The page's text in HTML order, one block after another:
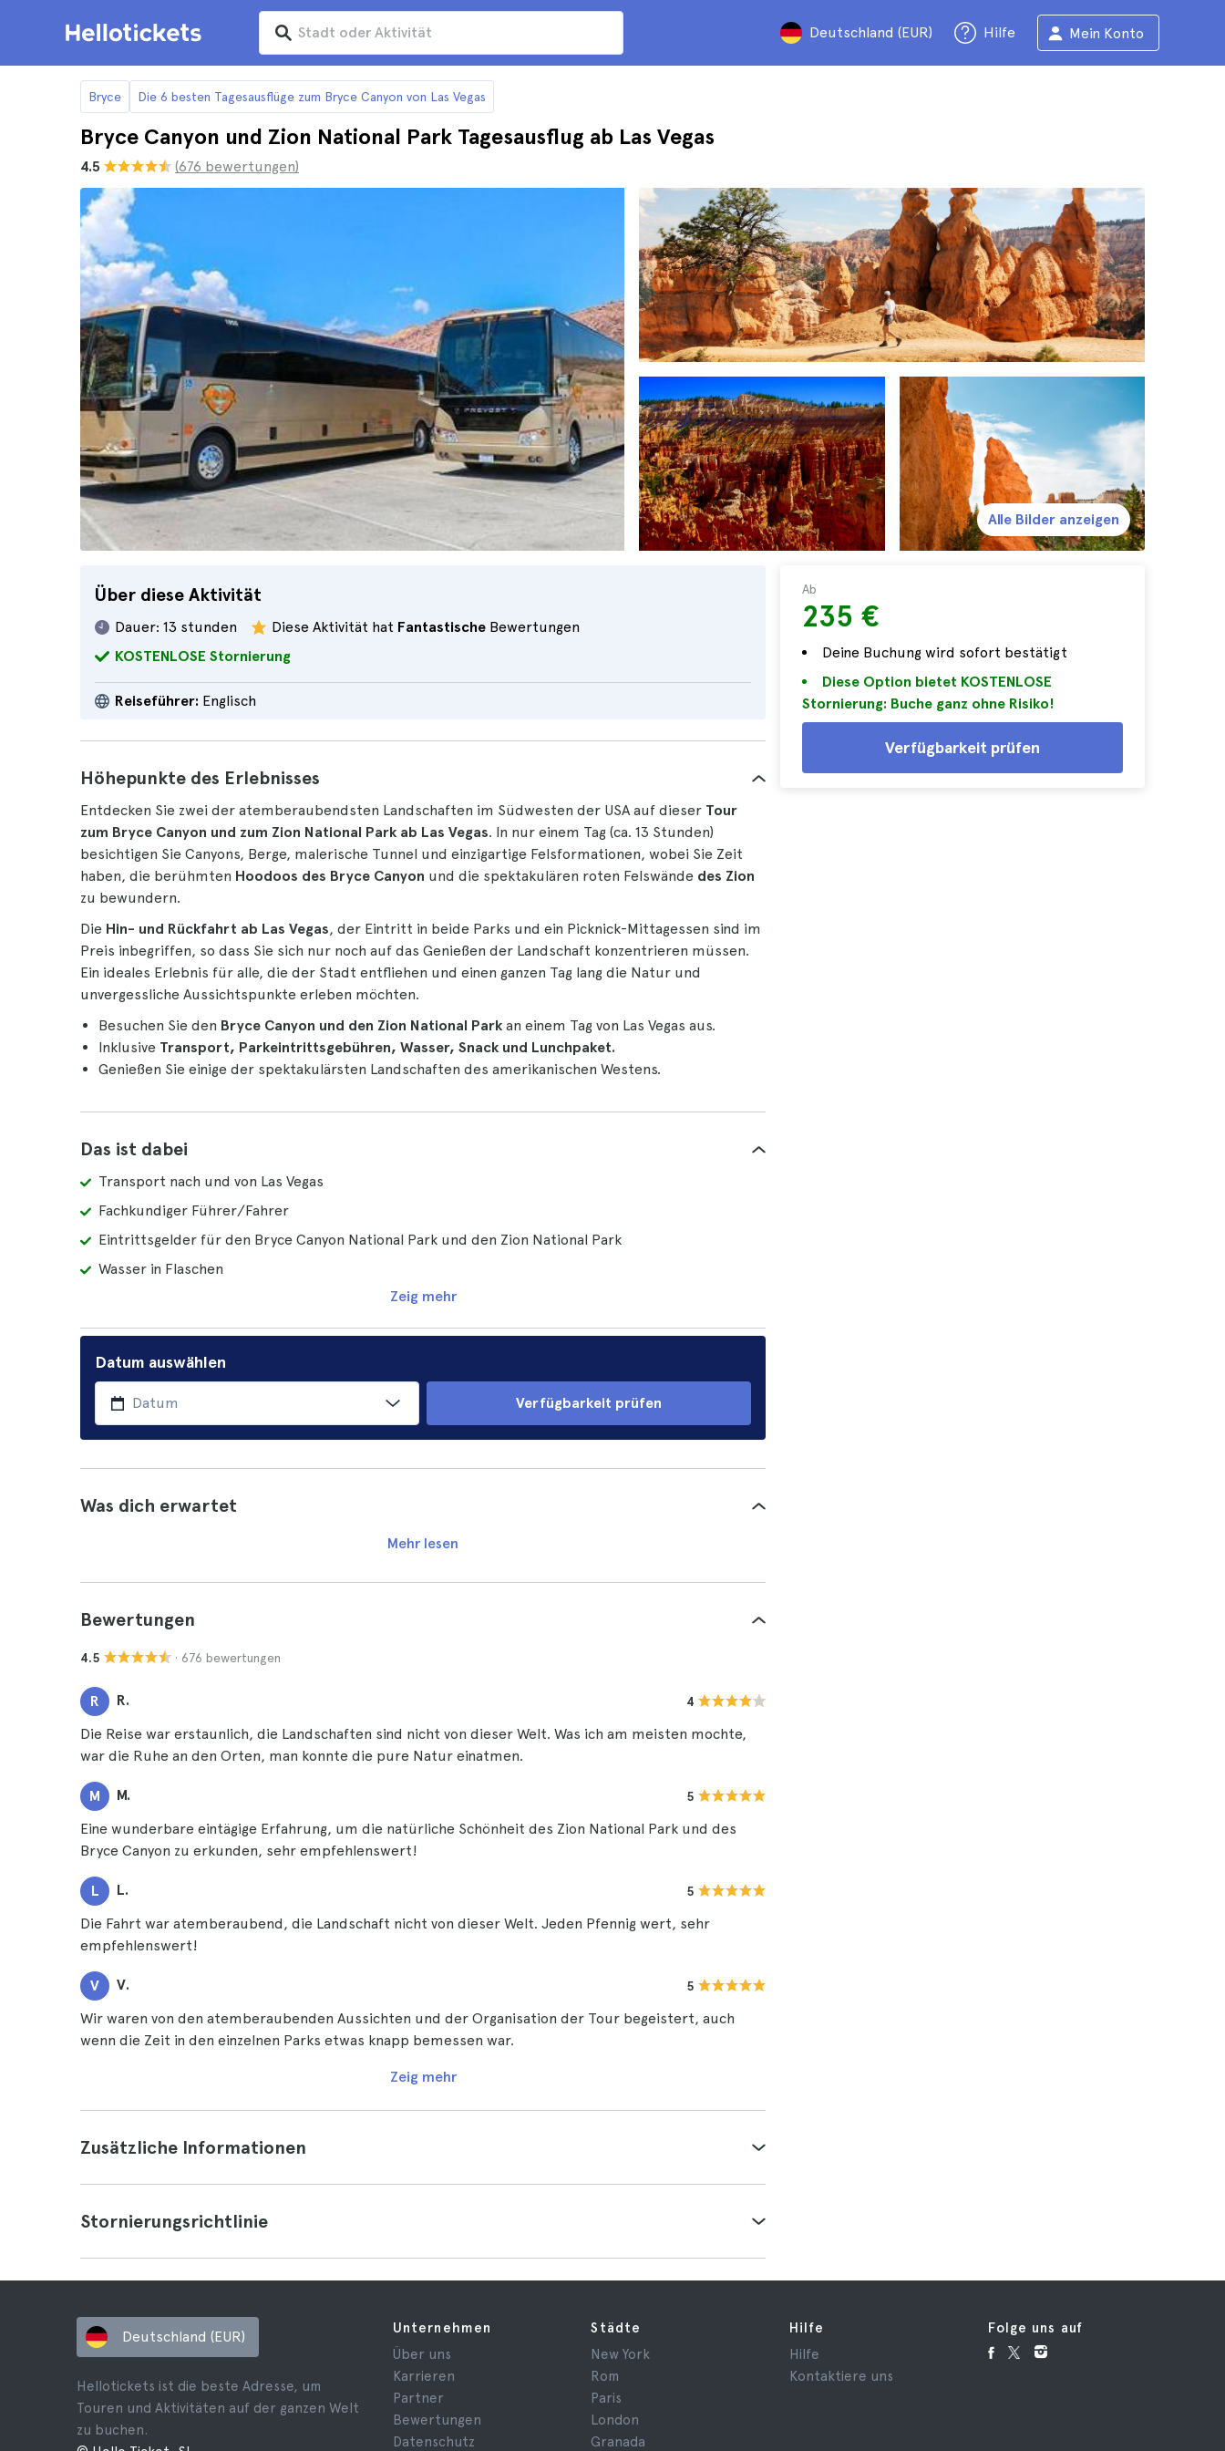
Deutschland (EUR) Hilfe Mein Konto
Bryce Die 6 besten Tagesausflüge zum Bryce Canyon von Las Vegas
Bryce Canyon und Zion National Park Tagesausflug ab Las Vegas
4.5 (676 bewertungen)
Über diese Aktivität
Dauer: 13 stunden Diese Aktivität hat Fantastische Bewertungen
KOSTENLOSE Stornierung
Reiseführer: Englisch
Ab
235 €
Deine Buchung wird sofort bestätigt
Diese Option bietet KOSTENLOSE
Stornierung: Buche ganz ohne Risiko!
Verfügbarkeit prüfen
Alle Bilder anzeigen
Höhepunkte des Erlebnisses
Entdecken Sie zwei der atemberaubendsten Landschaften im Südwesten der USA auf dieser Tour
zum Bryce Canyon und zum Zion National Park ab Las Vegas. In nur einem Tag (ca. 13 Stunden)
besichtigen Sie Canyons, Berge, malerische Tunnel und einzigartige Felsformationen, wobei Sie Zeit
haben, die berühmten Hoodoos des Bryce Canyon und die spektakulären roten Felswände des Zion
zu bewundern.
Die Hin- und Rückfahrt ab Las Vegas, der Eintritt in beide Parks und ein Picknick-Mittagessen sind im
Preis inbegriffen, so dass Sie sich nur noch auf das Genießen der Landschaft konzentrieren müssen.
Ein ideales Erlebnis für alle, die der Stadt entfliehen und einen ganzen Tag lang die Natur und
unvergessliche Aussichtspunkte erleben möchten.
Besuchen Sie den Bryce Canyon und den Zion National Park an einem Tag von Las Vegas aus.
Inklusive Transport, Parkeintrittsgebühren, Wasser, Snack und Lunchpaket.
Genießen Sie einige der spektakulärsten Landschaften des amerikanischen Westens.
Das ist dabei
Transport nach und von Las Vegas
Fachkundiger Führer/Fahrer
Eintrittsgelder für den Bryce Canyon National Park und den Zion National Park
Wasser in Flaschen
Zeig mehr
Datum auswählen
Verfügbarkeit prüfen
Was dich erwartet
Mehr lesen
Bewertungen
4.5 · 676 bewertungen
R R. 4
Die Reise war erstaunlich, die Landschaften sind nicht von dieser Welt. Was ich am meisten mochte,
war die Ruhe an den Orten, man konnte die pure Natur einatmen.
M M. 5
Eine wunderbare eintägige Erfahrung, um die natürliche Schönheit des Zion National Park und des
Bryce Canyon zu erkunden, sehr empfehlenswert!
L L. 5
Die Fahrt war atemberaubend, die Landschaft nicht von dieser Welt. Jeden Pfennig wert, sehr
empfehlenswert!
V V. 5
Wir waren von den atemberaubenden Aussichten und der Organisation der Tour begeistert, auch
wenn die Zeit in den einzelnen Parks etwas knapp bemessen war.
Zeig mehr
Zusätzliche Informationen
Stornierungsrichtlinie
Deutschland (EUR)
Hellotickets ist die beste Adresse, um
Touren und Aktivitäten auf der ganzen Welt
zu buchen.
Unternehmen
Über uns
Karrieren
Partner
Bewertungen
Datenschutz
Städte
New York
Rom
Paris
London
Granada
Hilfe
Hilfe
Kontaktiere uns
Folge uns auf